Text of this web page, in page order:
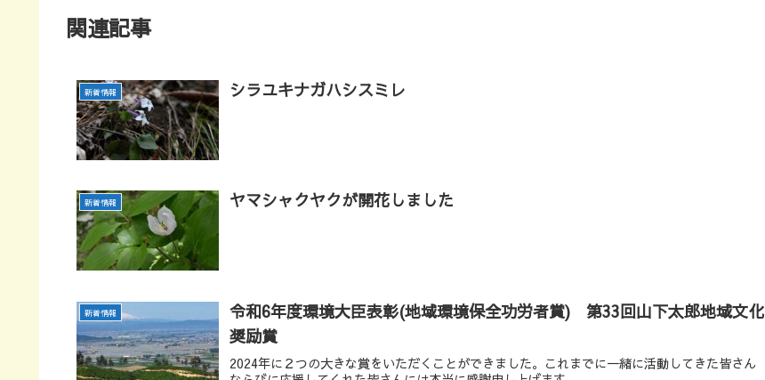
関連記事
新着情報 シラユキナガハシスミレ
新着情報 ヤマシャクヤクが開花しました
新着情報
令和6年度環境大臣表彰(地域環境保全功労者賞) 第33回山下太郎地域文化
奨励賞
2024年に２つの大きな賞をいただくことができました。これまでに一緒に活動してきた皆さん